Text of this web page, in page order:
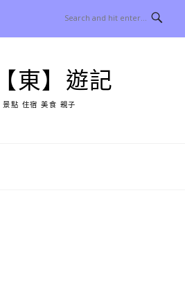
東】遊記
景點 住宿 美食 親子